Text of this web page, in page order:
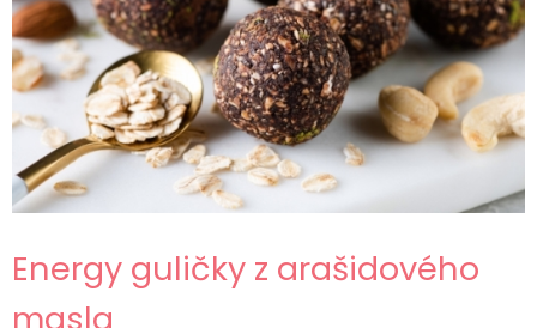
Energy guličky z arašidového
masla